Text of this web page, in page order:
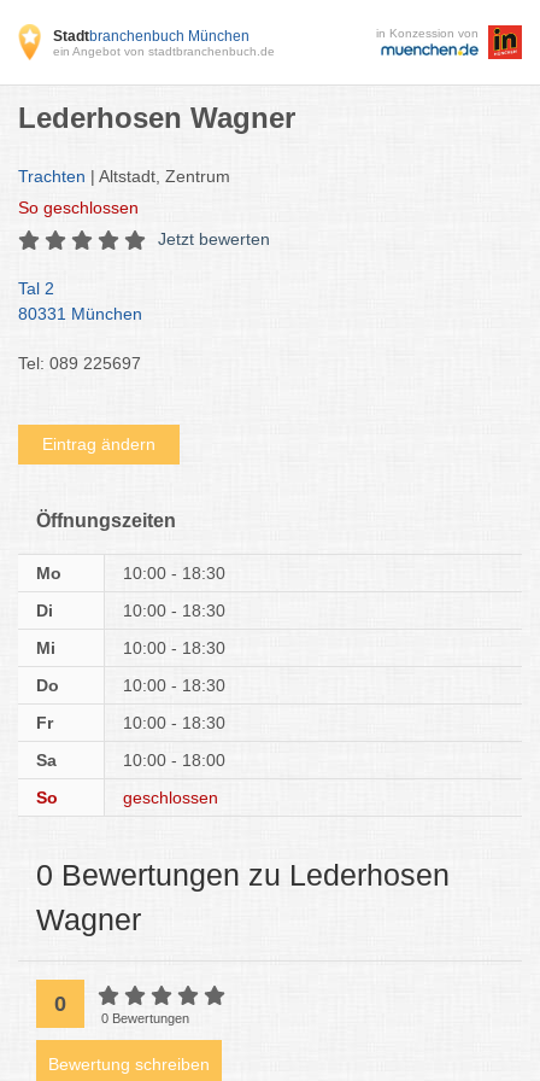
Stadtbranchenbuch München
ein Angebot von stadtbranchenbuch.de
in Konzession von
Lederhosen Wagner
Trachten | Altstadt, Zentrum
So geschlossen
Jetzt bewerten
Tal 2
80331 München
Tel: 089 225697
Eintrag ändern
Öffnungszeiten
Mo
10:00 - 18:30
Di
10:00 - 18:30
Mi
10:00 - 18:30
Do
10:00 - 18:30
Fr
10:00 - 18:30
Sa
10:00 - 18:00
So
geschlossen
0 Bewertungen zu Lederhosen
Wagner
0
0 Bewertungen
Bewertung schreiben